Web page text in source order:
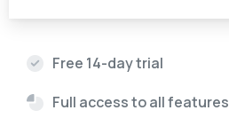
Free 14-day trial
Full access to all features